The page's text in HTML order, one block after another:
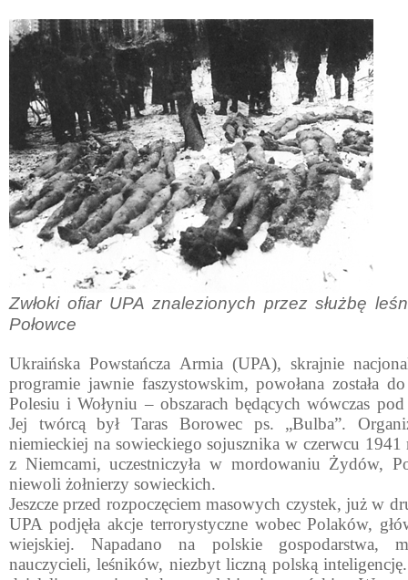
Zwłoki ofiar UPA znalezionych przez służbę
Połowce
Ukraińska Powstańcza Armia (UPA), skrajnie
prog­ramie jawnie faszystowskim, powołana została
Polesiu i Wołyniu – obszarach będących wówczas
Jej twórcą był Taras Borowec ps. „Bulba”.
niemieckiej na sowiec­kiego sojusznika w czerwcu 1941
z Niemcami, uczestniczyła w mordowaniu Żydów,
niewoli żołnierzy sowieckich.
Jeszcze przed rozpoczęciem masowych czystek, już w
UPA podjęła akcje terrorystyczne wobec Polaków,
wiejskiej. Napadano na polskie gospodarstwa,
nauczycieli, leśników, niezbyt liczną polską